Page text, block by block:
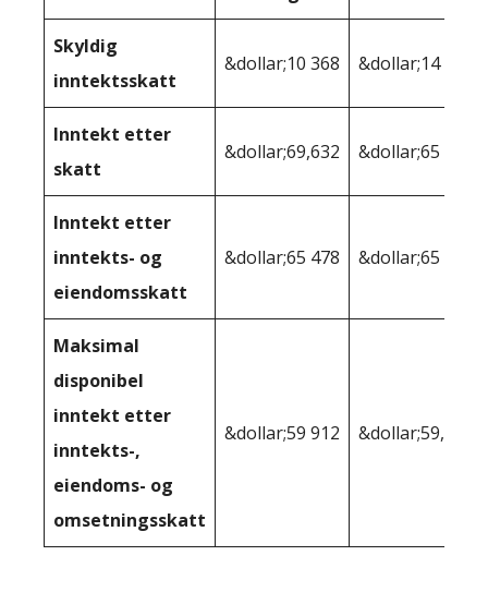
Skyldig
inntektsskatt
&dollar;10 368 &dollar;14 128
Inntekt etter
skatt
&dollar;69,632 &dollar;65 872
Inntekt etter
inntekts- og
eiendomsskatt
&dollar;65 478 &dollar;65 056
Maksimal
disponibel
inntekt etter
inntekts-,
eiendoms- og
omsetningsskatt
&dollar;59 912 &dollar;59,554